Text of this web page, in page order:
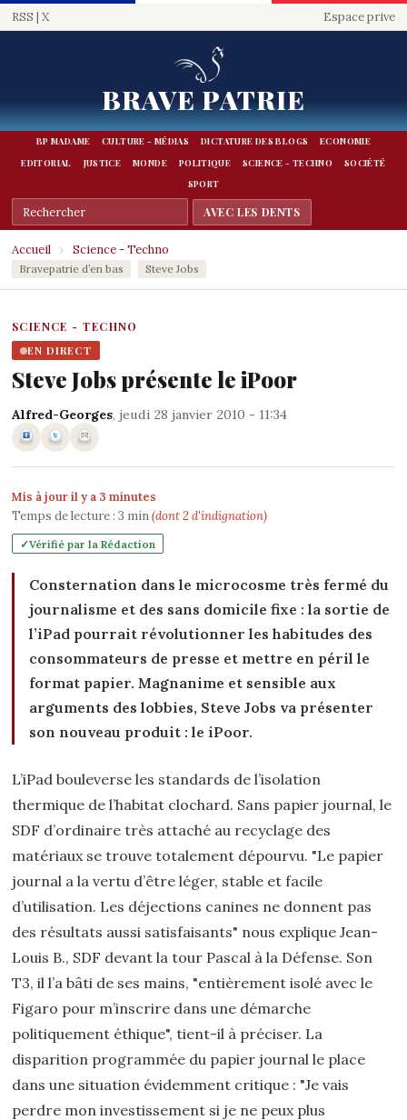
RSS | X Espace prive
BRAVE PATRIE
BP MADAME CULTURE - MÉDIAS DICTATURE DES BLOGS
ECONOMIE
EDITORIAL
JUSTICE MONDE POLITIQUE SCIENCE - TECHNO
SOCIÉTÉ
SPORT
Accueil › Science - Techno
Bravepatrie d’en bas Steve Jobs
SCIENCE - TECHNO
EN DIRECT
Steve Jobs présente le iPoor
Alfred-Georges, jeudi 28 janvier 2010 - 11:34
Mis à jour il y a 3 minutes
Temps de lecture : 3 min(dont 2 d'indignation)
Vérifié par la Rédaction
Consternation dans le microcosme très fermé du
journalisme et des sans domicile fixe : la sortie de
l’iPad pourrait révolutionner les habitudes des
consommateurs de presse et mettre en péril le
format papier. Magnanime et sensible aux
arguments des lobbies, Steve Jobs va présenter
son nouveau produit : le iPoor.
L’iPad bouleverse les standards de l’isolation
thermique de l’habitat clochard. Sans papier journal, le
SDF d’ordinaire très attaché au recyclage des
matériaux se trouve totalement dépourvu. "Le papier
journal a la vertu d’être léger, stable et facile
d’utilisation. Les déjections canines ne donnent pas
des résultats aussi satisfaisants" nous explique Jean-
Louis B., SDF devant la tour Pascal à la Défense. Son
T3, il l’a bâti de ses mains, "entièrement isolé avec le
Figaro pour m’inscrire dans une démarche
politiquement éthique", tient-il à préciser. La
disparition programmée du papier journal le place
dans une situation évidemment critique : "Je vais
perdre mon investissement si je ne peux plus